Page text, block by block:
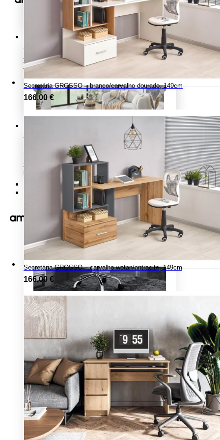
HOME OFFICE / ESCRITÓRIO
Secretárias
Cadeiras
X
Tapetes
Tapetes para quarto, sala ou hall de entrada
Tapetes infantis
Ver todos os tapetes
Minha Conta
X
Secretária GROSSO – branco/carvalho dourado, 149cm
166,00 €
Secretária GROSSO – carvalho wotan/antracite, 149cm
166,00 €